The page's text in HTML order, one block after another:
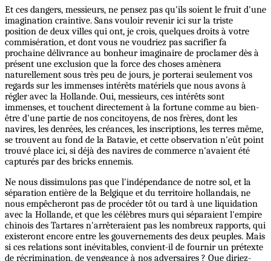
Et ces dangers, messieurs, ne pensez pas qu'ils soient le fruit d'une
imagination craintive. Sans vouloir revenir ici sur la triste
position de deux villes qui ont, je crois, quelques droits à votre
commisération, et dont vous ne voudriez pas sacrifier fa
prochaine délivrance au bonheur imaginaire de proclamer dès à
présent une exclusion que la force des choses amènera
naturellement sous très peu de jours, je porterai seulement vos
regards sur les immenses intérêts matériels que nous avons à
régler avec la Hollande. Oui, messieurs, ces intérêts sont
immenses, et touchent directement à la fortune comme au bien-
être d'une partie de nos concitoyens, de nos frères, dont les
navires, les denrées, les créances, les inscriptions, les terres même,
se trouvent au fond de la Batavie, et cette observation n'eût point
trouvé place ici, si déjà des navires de commerce n'avaient été
capturés par des bricks ennemis.
Ne nous dissimulons pas que l'indépendance de notre sol, et la
séparation entière de la Belgique et du territoire hollandais, ne
nous empêcheront pas de procéder tôt ou tard à une liquidation
avec la Hollande, et que les célèbres murs qui séparaient l'empire
chinois des Tartares n'arrêteraient pas les nombreux rapports, qui
existeront encore entre les gouvernements des deux peuples. Mais
si ces relations sont inévitables, convient-il de fournir un prétexte
de récrimination, de vengeance à nos adversaires ? Que diriez-